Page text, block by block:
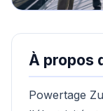
À propos
Powertage